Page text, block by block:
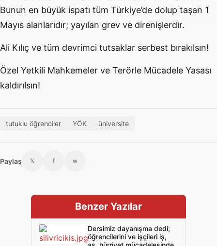
Bunun en büyük ispatı tüm Türkiye’de dolup taşan 1
Mayıs alanlarıdır; yayılan grev ve direnişlerdir.
Ali Kılıç ve tüm devrimci tutsaklar serbest bırakılsın!
Özel Yetkili Mahkemeler ve Terörle Mücadele Yasası
kaldırılsın!
tutuklu öğrenciler YÖK üniversite
Paylaş 𝕏 f w
Benzer Yazılar
Dersimiz dayanışma dedi;
öğrencilerini ve işçileri iş,